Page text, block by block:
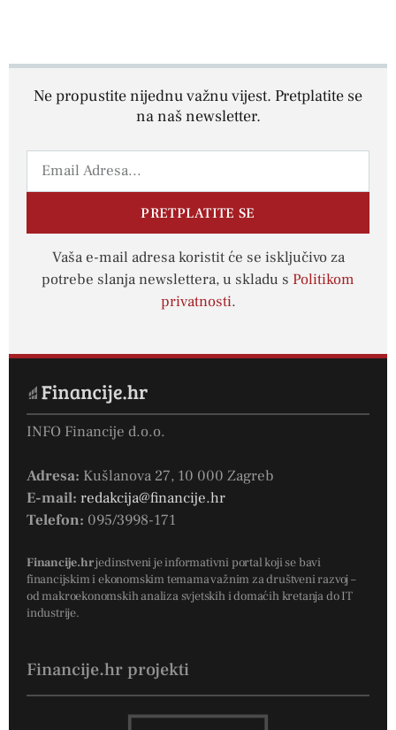
Ne propustite nijednu važnu vijest. Pretplatite se
na naš newsletter.
PRETPLATITE SE
Vaša e-mail adresa koristit će se isključivo za
potrebe slanja newslettera, u skladu s Politikom
privatnosti.
INFO Financije d.o.o.
Adresa: Kušlanova 27, 10 000 Zagreb
E-mail: redakcija@financije.hr
Telefon: 095/3998-171
Financije.hrjedinstveni je informativni portal koji se bavi
financijskim i ekonomskim temama važnim za društveni razvoj –
od makroekonomskih analiza svjetskih i domaćih kretanja do IT
industrije.
Financije.hr projekti